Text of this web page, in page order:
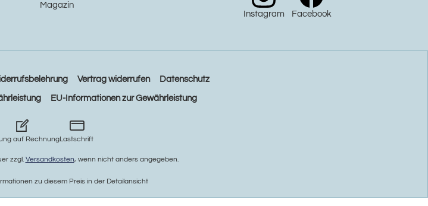
Magazin
Instagram Facebook
Vertrag widerrufen Datenschutz
EU-Informationen zur Gewährleistung
auf RechnungLastschrift
zzgl. Versandkosten, wenn nicht anders angegeben.
zu diesem Preis in der Detailansicht